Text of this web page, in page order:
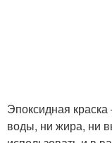
Эпоксидная
воды, ни жира, ни